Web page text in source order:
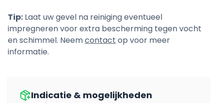
Tip: Laat uw gevel na reiniging eventueel
impregneren voor extra bescherming tegen vocht
en schimmel. Neemcontact op voor meer
informatie.
Indicatie & mogelijkheden